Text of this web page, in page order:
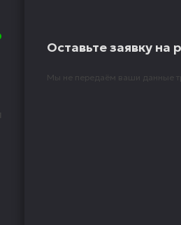
Оставьте заявку на
Мы не передаём ваши данные